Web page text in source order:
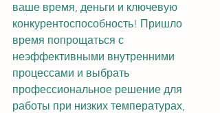
ваше время, деньги и ключевую
конкурентоспособность! Пришло
время попрощаться с
неэффективными внутренними
процессами и выбрать
профессиональное решение для
работы при низких температурах,